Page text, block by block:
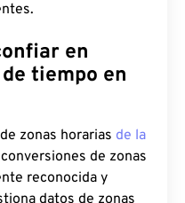
en
tiempo en
zonas horarias de la
de zonas
reconocida y
datos de zonas